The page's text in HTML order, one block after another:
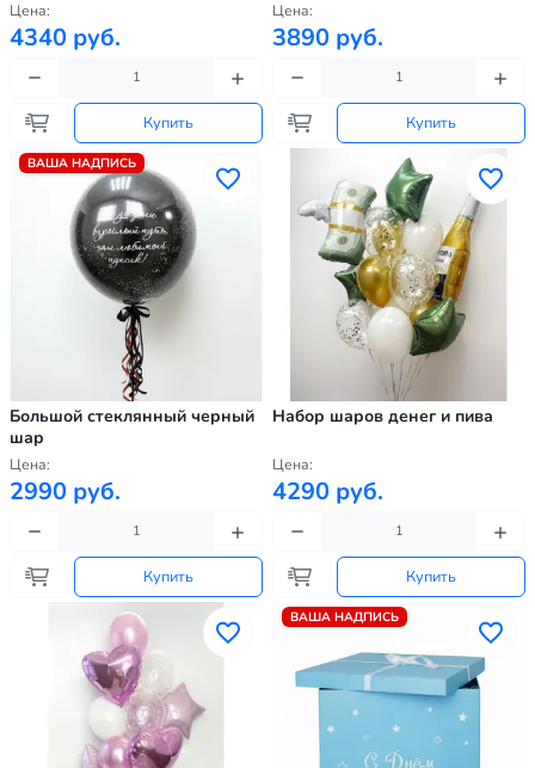
Цена:
4340 руб.
Купить
Цена:
3890 руб.
Купить
ВАША НАДПИСЬ
Большой стеклянный черный
шар
Цена:
2990 руб.
Купить
Набор шаров денег и пива
Цена:
4290 руб.
Купить
ВАША НАДПИСЬ